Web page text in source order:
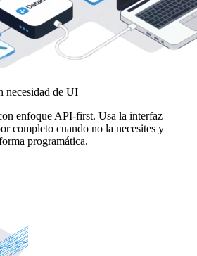
necesidad de UI
enfoque API-first. Usa la interfaz
completo cuando no la necesites y
programática.